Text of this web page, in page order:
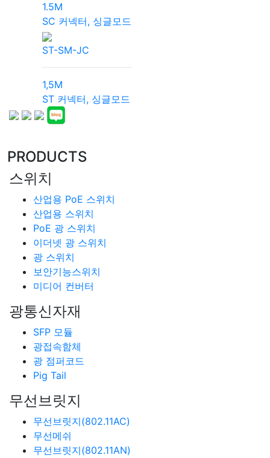
1.5M
SC 커넥터, 싱글모드
ST-SM-JC
1,5M
ST 커넥터, 싱글모드
PRODUCTS
스위치
산업용 PoE 스위치
산업용 스위치
PoE 광 스위치
이더넷 광 스위치
광 스위치
보안기능스위치
미디어 컨버터
광통신자재
SFP 모듈
광접속함체
광 점퍼코드
Pig Tail
무선브릿지
무선브릿지(802.11AC)
무선메쉬
무선브릿지(802.11AN)